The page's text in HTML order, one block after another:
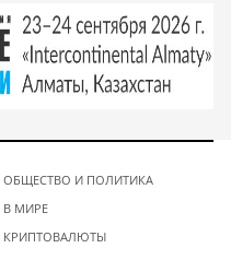
ОБЩЕСТВО И ПОЛИТИКА
В МИРЕ
КРИПТОВАЛЮТЫ